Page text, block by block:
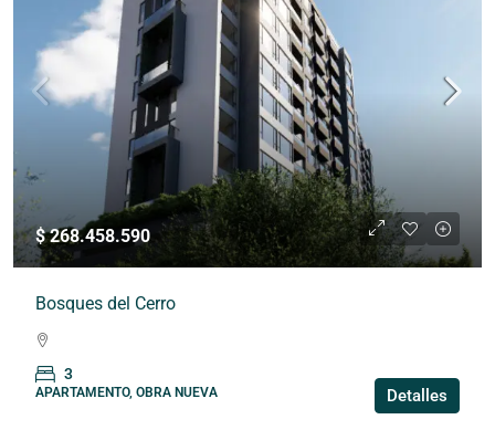
$ 268.458.590
Bosques del Cerro
3
APARTAMENTO, OBRA NUEVA Detalles